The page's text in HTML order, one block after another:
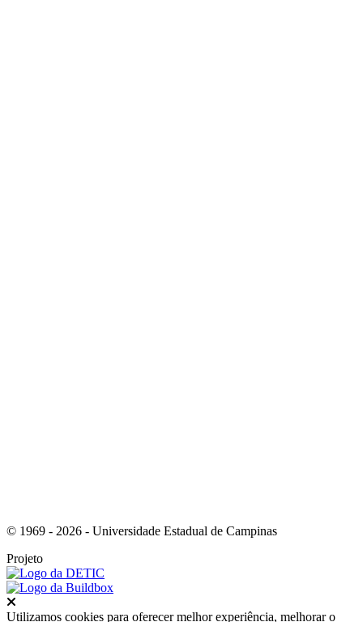
© 1969 - 2026 - Universidade Estadual de Campinas
Projeto
Utilizamos cookies para oferecer melhor experiência, melhorar o